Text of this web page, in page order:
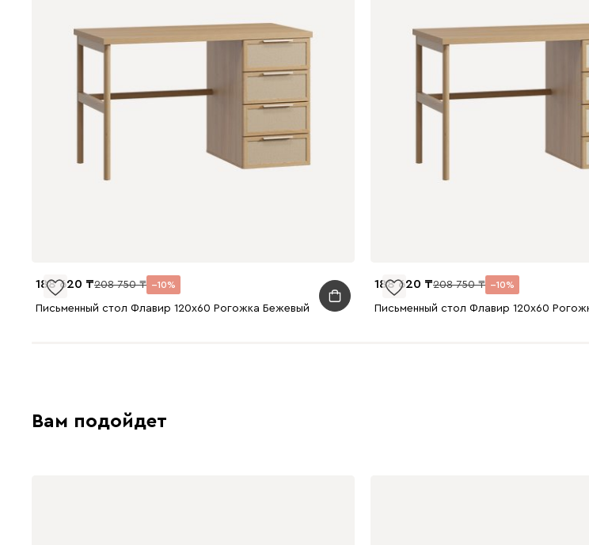
188 620 208 750 10
Письменный стол Флавир 120x60 Рогожка Бежевый
188 620 208 750 10
Письменный стол Флавир 120x60
Вам подойдет